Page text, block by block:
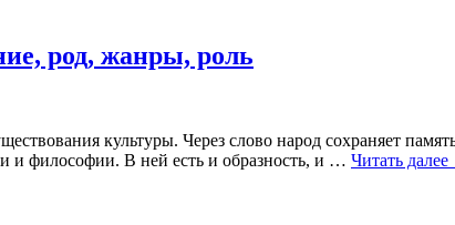
род, жанры, роль
культуры. Через слово народ сохраняет
и философии. В ней есть и образность, и … Читать далее